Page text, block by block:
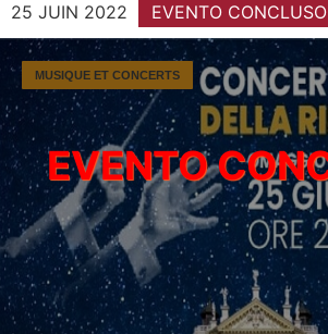
25 JUIN 2022 EVENTO CONCLUSO
MUSIQUE ET CONCERTS